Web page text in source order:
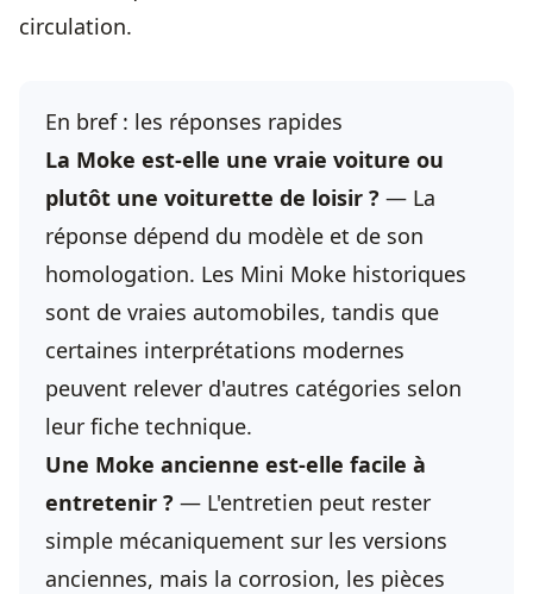
circulation.
En bref : les réponses rapides
La Moke est-elle une vraie voiture ou
plutôt une voiturette de loisir ? — La
réponse dépend du modèle et de son
homologation. Les Mini Moke historiques
sont de vraies automobiles, tandis que
certaines interprétations modernes
peuvent relever d'autres catégories selon
leur fiche technique.
Une Moke ancienne est-elle facile à
entretenir ? — L'entretien peut rester
simple mécaniquement sur les versions
anciennes, mais la corrosion, les pièces